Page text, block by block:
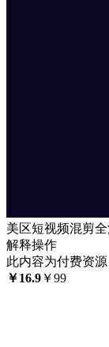
美区短视频混剪
解释操作
此内容为付费资
￥16.9 ￥99